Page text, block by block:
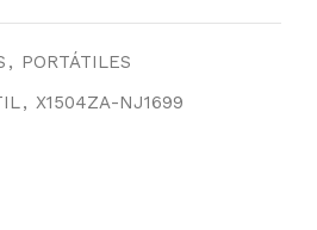
, PORTÁTILES
, X1504ZA-NJ1699